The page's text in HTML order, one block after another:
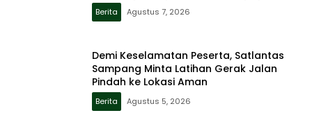
Berita Agustus 7, 2026
Demi Keselamatan Peserta, Satlantas
Sampang Minta Latihan Gerak Jalan
Pindah ke Lokasi Aman
Berita Agustus 5, 2026